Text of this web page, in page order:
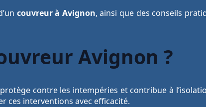
couvreur à Avignon, ainsi que des conseils
Avignon ?
contre les intempéries et contribue à
ces interventions avec efficacité.